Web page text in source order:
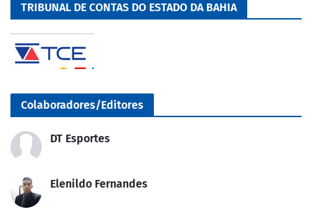
TRIBUNAL DE CONTAS DO ESTADO DA BAHIA
Colaboradores/Editores
DT Esportes
Elenildo Fernandes